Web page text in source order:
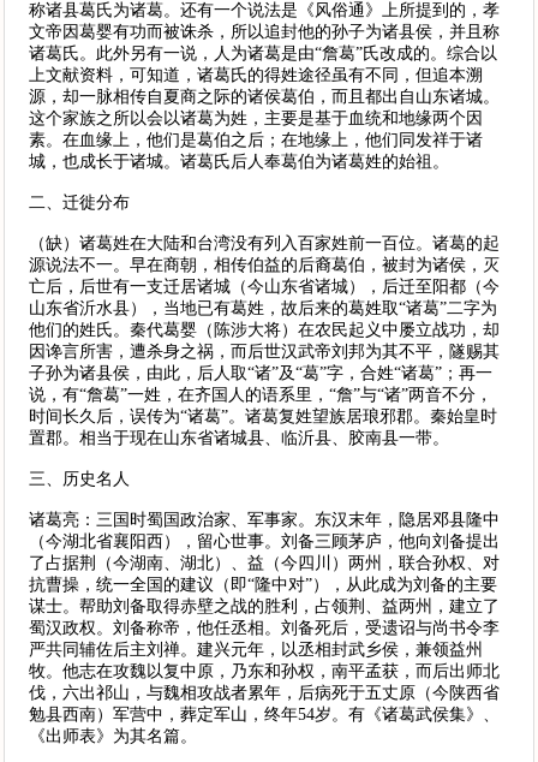
称诸县葛氏为诸葛。还有一个说法是《风俗通》上所提到的，孝
文帝因葛婴有功而被诛杀，所以追封他的孙子为诸县侯，并且称
诸葛氏。此外另有一说，人为诸葛是由“詹葛”氏改成的。综合以
上文献资料，可知道，诸葛氏的得姓途径虽有不同，但追本溯
源，却一脉相传自夏商之际的诸侯葛伯，而且都出自山东诸城。
这个家族之所以会以诸葛为姓，主要是基于血统和地缘两个因
素。在血缘上，他们是葛伯之后；在地缘上，他们同发祥于诸
城，也成长于诸城。诸葛氏后人奉葛伯为诸葛姓的始祖。
二、迁徙分布
（缺）诸葛姓在大陆和台湾没有列入百家姓前一百位。诸葛的起
源说法不一。早在商朝，相传伯益的后裔葛伯，被封为诸侯，灭
亡后，后世有一支迁居诸城（今山东省诸城），后迁至阳都（今
山东省沂水县），当地已有葛姓，故后来的葛姓取“诸葛”二字为
他们的姓氏。秦代葛婴（陈涉大将）在农民起义中屡立战功，却
因谗言所害，遭杀身之祸，而后世汉武帝刘邦为其不平，隧赐其
子孙为诸县侯，由此，后人取“诸”及“葛”字，合姓“诸葛”；再一
说，有“詹葛”一姓，在齐国人的语系里，“詹”与“诸”两音不分，
时间长久后，误传为“诸葛”。诸葛复姓望族居琅邪郡。秦始皇时
置郡。相当于现在山东省诸城县、临沂县、胶南县一带。
三、历史名人
诸葛亮：三国时蜀国政治家、军事家。东汉末年，隐居邓县隆中
（今湖北省襄阳西），留心世事。刘备三顾茅庐，他向刘备提出
了占据荆（今湖南、湖北）、益（今四川）两州，联合孙权、对
抗曹操，统一全国的建议（即“隆中对”），从此成为刘备的主要
谋士。帮助刘备取得赤壁之战的胜利，占领荆、益两州，建立了
蜀汉政权。刘备称帝，他任丞相。刘备死后，受遗诏与尚书令李
严共同辅佐后主刘禅。建兴元年，以丞相封武乡侯，兼领益州
牧。他志在攻魏以复中原，乃东和孙权，南平孟获，而后出师北
伐，六出祁山，与魏相攻战者累年，后病死于五丈原（今陕西省
勉县西南）军营中，葬定军山，终年54岁。有《诸葛武侯集》、
《出师表》为其名篇。